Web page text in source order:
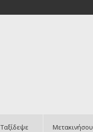
Ταξίδεψε Μετακινήσου